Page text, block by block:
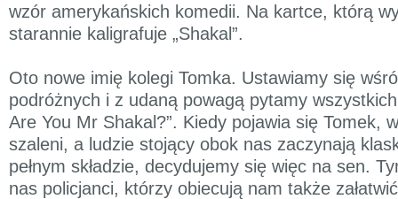
wzór amerykańskich komedii. Na kartce, którą
starannie kaligrafuje „Shakal”.
Oto nowe imię kolegi Tomka. Ustawiamy się
podróżnych i z udaną powagą pytamy
Are You Mr Shakal?”. Kiedy pojawia się Tomek,
szaleni, a ludzie stojący obok nas zaczynają
pełnym składzie, decydujemy się więc na sen.
nas policjanci, którzy obiecują nam także